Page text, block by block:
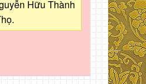
Hữu Thành